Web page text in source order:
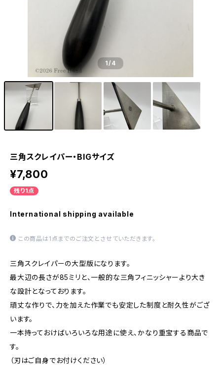
1/4
三角スクレイパー・BIGサイズ
¥7,800
残り1点
International shipping available
この商品は1点までのご注文とさせていただきます。
三角スクレイパーの大型版になります。
最大辺の長さが85ミリと、一般的な三角フィニッシャーより大き
な設計となっております。
頑丈な作りで、力を加えた作業でも安定した制度と耐久性がござ
います。
一本持っておけばいろいろな用途に使え、かなり重宝する商品で
す。
（刃はご自身でお付けください）